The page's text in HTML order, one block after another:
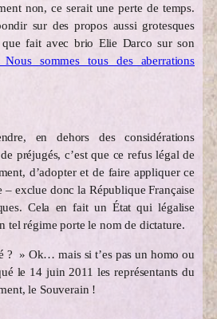
non, ce serait une perte de temps.
sur des propos aussi grotesques
que fait avec brio Elie Darco sur son
Nous sommes tous des aberrations
en dehors des considérations
préjugés, c’est que ce refus légal de
d’adopter et de faire appliquer ce
exclue donc la République Française
Cela en fait un État qui légalise
tel régime porte le nom de dictature.
? » Ok… mais si t’es pas un homo ou
le 14 juin 2011 les représentants du
le Souverain !